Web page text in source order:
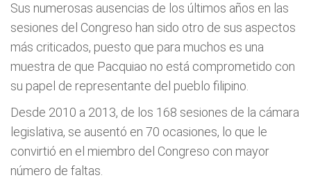
Sus numerosas ausencias de los últimos años en las
sesiones del Congreso han sido otro de sus aspectos
más criticados, puesto que para muchos es una
muestra de que Pacquiao no está comprometido con
su papel de representante del pueblo filipino.
Desde 2010 a 2013, de los 168 sesiones de la cámara
legislativa, se ausentó en 70 ocasiones, lo que le
convirtió en el miembro del Congreso con mayor
número de faltas.